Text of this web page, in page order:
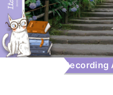
Recording